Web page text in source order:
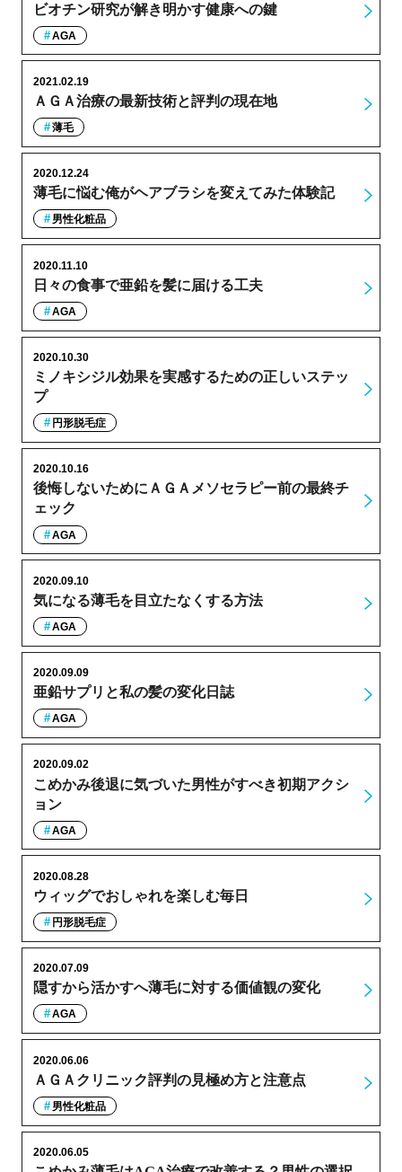
ビオチン研究が解き明かす健康への鍵
AGA
ＡＧＡ治療の最新技術と評判の現在地
2021.02.19
薄毛
薄毛に悩む俺がヘアブラシを変えてみた体験記
2020.12.24
男性化粧品
日々の食事で亜鉛を髪に届ける工夫
2020.11.10
AGA
ミノキシジル効果を実感するための正しいステッ
プ
2020.10.30
円形脱毛症
後悔しないためにＡＧＡメソセラピー前の最終チ
ェック
2020.10.16
AGA
気になる薄毛を目立たなくする方法
2020.09.10
AGA
亜鉛サプリと私の髪の変化日誌
2020.09.09
AGA
こめかみ後退に気づいた男性がすべき初期アクシ
ョン
2020.09.02
AGA
ウィッグでおしゃれを楽しむ毎日
2020.08.28
円形脱毛症
隠すから活かすへ薄毛に対する価値観の変化
2020.07.09
AGA
ＡＧＡクリニック評判の見極め方と注意点
2020.06.06
男性化粧品
2020.06.05